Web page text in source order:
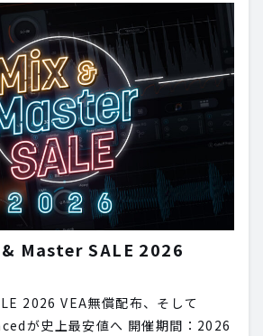
Master SALE 2026
2026 VEA無償配布、そして
が史上最安値へ 開催期間：2026